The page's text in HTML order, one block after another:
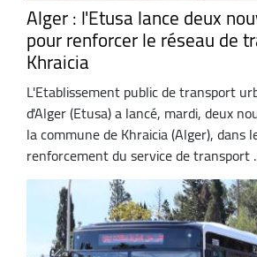
Alger : l'Etusa lance deux
pour renforcer le réseau de
Khraicia
L'Etablissement public de transport
d'Alger (Etusa) a lancé, mardi, deux
la commune de Khraicia (Alger), dans
renforcement du service de transport